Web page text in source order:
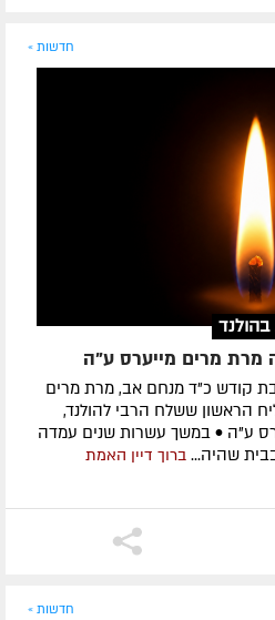
חדשות »
מרת מרים מייערס ע"ה
שבת קודש כ"ד מנחם אב, מרת מרים
הראשון ששלח הרבי להולנד,
ע"ה • במשך עשרות שנים עמדה
שהיה... ברוך דיין האמת
חדשות »